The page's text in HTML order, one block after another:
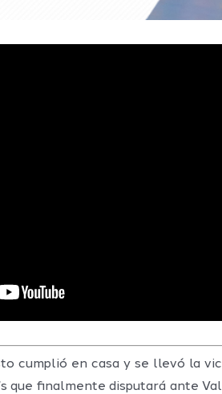
cumplió en casa y se llevó la
que finalmente disputará ante